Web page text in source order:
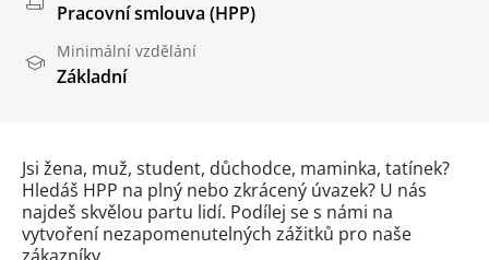
Pracovní smlouva (HPP)
Minimální vzdělání
Základní
Jsi žena, muž, student, důchodce, maminka, tatínek?
Hledáš HPP na plný nebo zkrácený úvazek? U nás
najdeš skvělou partu lidí. Podílej se s námi na
vytvoření nezapomenutelných zážitků pro naše